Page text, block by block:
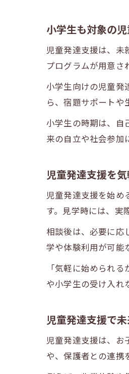
小学生も対象の
児童発達支援は、未
プログラムが用意さ
小学生向けの児童発
ら、宿題サポートや
小学生の時期は、自
来の自立や社会参加
児童発達支援を
児童発達支援を始め
す。見学時には、実
相談後は、必要に応
学や体験利用が可能
「気軽に始められ
や小学生の受け入れ
児童発達支援で
児童発達支援は、お
や、保護者との連携